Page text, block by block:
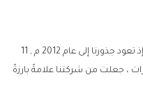
شركة ذات خبرة كبيرة في سوق العقارات , إذ تعود جذورنا إلى عام 2012 م , 11
، جعلت من شركتنا علامةً بارزةً